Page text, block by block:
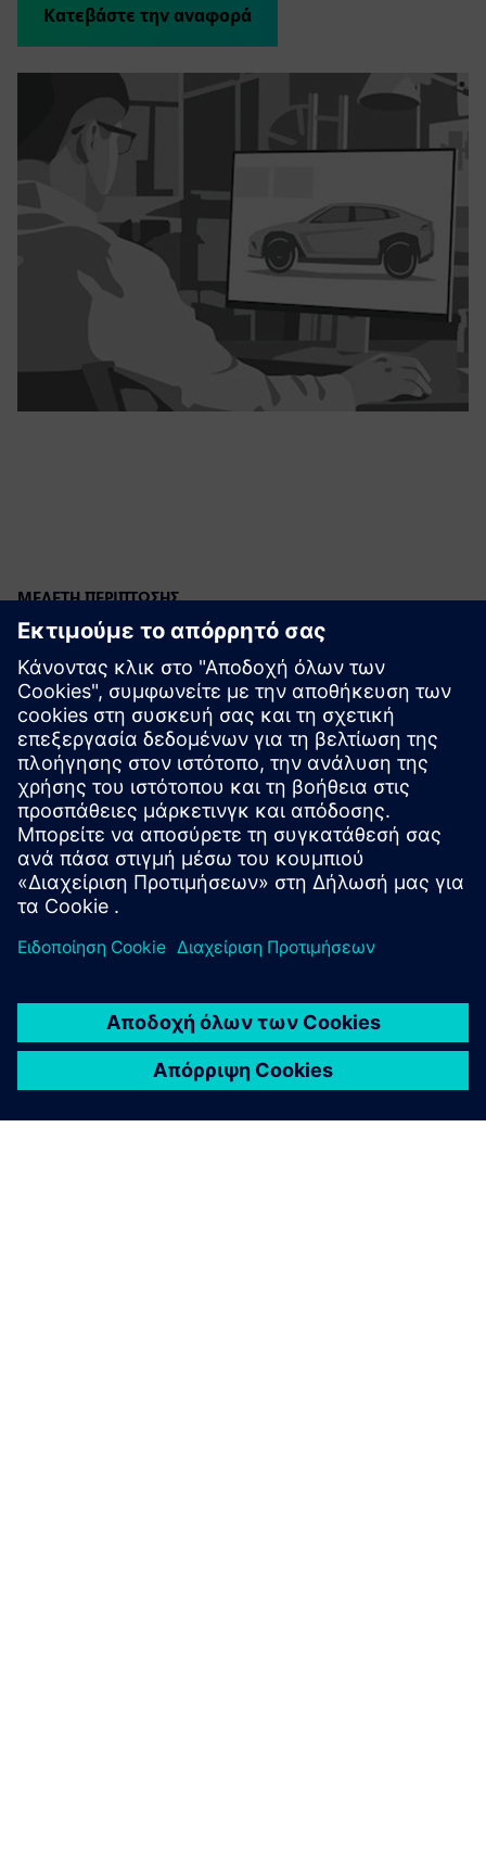
Κατεβάστε την αναφορά
ΜΕΛΈΤΗ ΠΕΡΊΠΤΩΣΗΣ
JCB
Heavyweight manufacturer drives
digitalization
Εταιρεία: JCB
Βιομηχανία: Heavy equipment